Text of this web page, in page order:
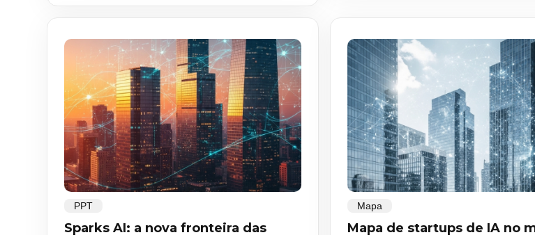
PPT
Sparks AI: a nova fronteira das
Mapa
Mapa de startups de IA no